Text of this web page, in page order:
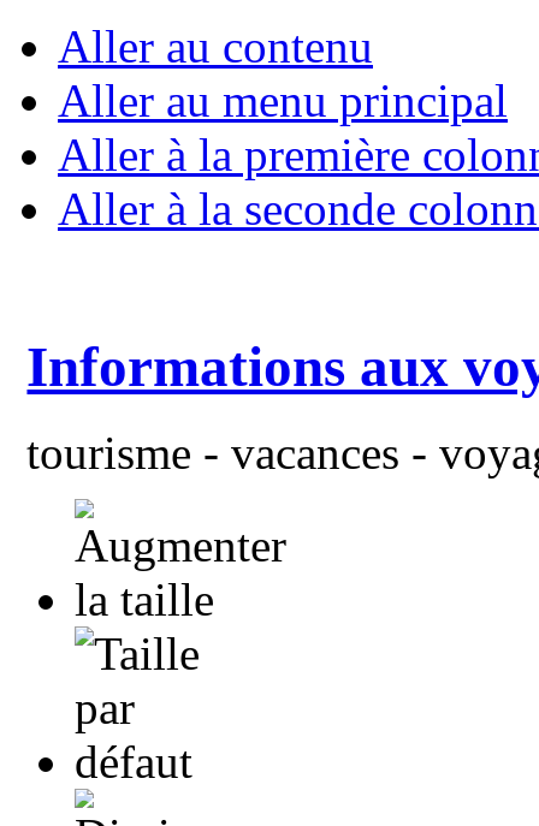
Aller au contenu
Aller au menu principal
Aller à la première
Aller à la seconde
Informations aux
tourisme - vacances -